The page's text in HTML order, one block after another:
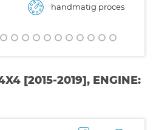
handmatig proces
[2015-2019], ENGINE: